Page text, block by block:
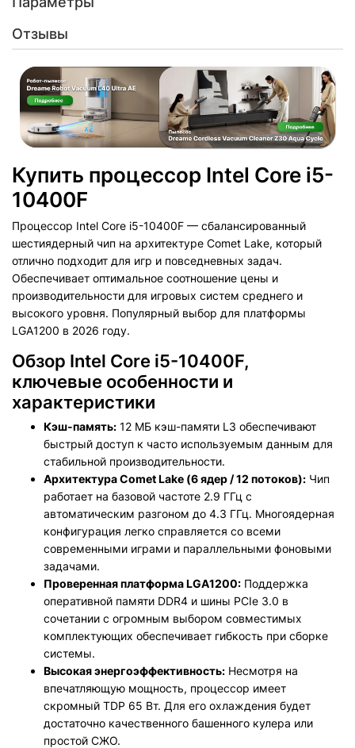
Отзывы
Купить процессор Intel Core i5-
10400F
Процессор Intel Core i5-10400F — сбалансированный
шестиядерный чип на архитектуре Comet Lake, который
отлично подходит для игр и повседневных задач.
Обеспечивает оптимальное соотношение цены и
производительности для игровых систем среднего и
высокого уровня. Популярный выбор для платформы
LGA1200 в 2026 году.
Обзор Intel Core i5-10400F,
ключевые особенности и
характеристики
Кэш-память: 12 МБ кэш-памяти L3 обеспечивают
быстрый доступ к часто используемым данным для
стабильной производительности.
Архитектура Comet Lake (6 ядер / 12 потоков): Чип
работает на базовой частоте 2.9 ГГц с
автоматическим разгоном до 4.3 ГГц. Многоядерная
конфигурация легко справляется со всеми
современными играми и параллельными фоновыми
задачами.
Проверенная платформа LGA1200: Поддержка
оперативной памяти DDR4 и шины PCIe 3.0 в
сочетании с огромным выбором совместимых
комплектующих обеспечивает гибкость при сборке
системы.
Высокая энергоэффективность: Несмотря на
впечатляющую мощность, процессор имеет
скромный TDP 65 Вт. Для его охлаждения будет
достаточно качественного башенного кулера или
простой СЖО.